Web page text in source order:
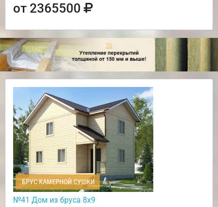
от 2365500
БРУС КАМЕРНОЙ СУШКИ
№41 Дом из бруса 8х9